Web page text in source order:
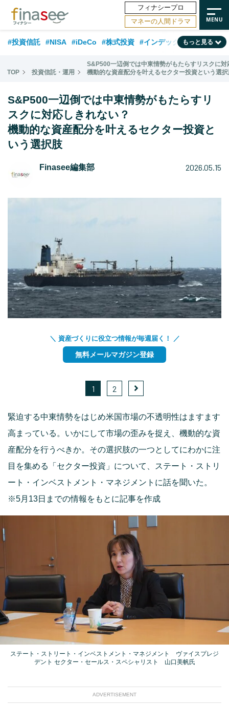
フィナシープロ
マネーの人間ドラマ
#投資信託 #NISA #iDeCo #株式投資 #インデックスファンド
#FP #新NISA #ランキング #トレンド
#資産運用業界 #老後 #海外事情 #積立投資
#フィナンシャル・ウェルビーイング
#60代
もっと見る
TOP 投資信託・運用
S&P500一辺倒では中東情勢がもたらすリスクに対
機動的な資産配分を叶えるセクター投資という選
S&P500一辺倒では中東情勢がもたらすリ
スクに対応しきれない？
機動的な資産配分を叶えるセクター投資と
いう選択肢
Finasee編集部 2026.05.15
＼ 資産づくりに役立つ情報が毎週届く！ ／
無料メールマガジン登録
1 2
緊迫する中東情勢をはじめ米国市場の不透明性はますます
高まっている。いかにして市場の歪みを捉え、機動的な資
産配分を行うべきか。その選択肢の一つとしてにわかに注
目を集める「セクター投資」について、ステート・ストリ
ート・インベストメント・マネジメントに話を聞いた。
※5月13日までの情報をもとに記事を作成
ステート・ストリート・インベストメント・マネジメント ヴァイスプレジ
デント セクター・セールス・スペシャリスト 山口美帆氏
ADVERTISEMENT